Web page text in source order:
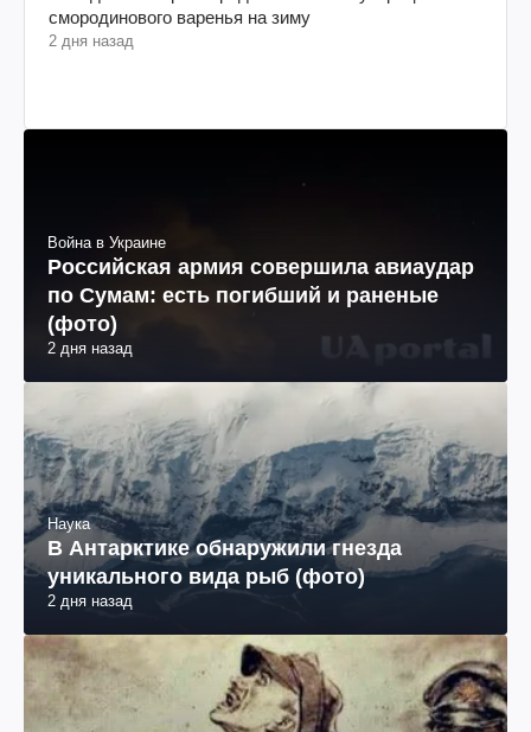
смородинового варенья на зиму
2 дня назад
Война в Украине
Российская армия совершила авиаудар
по Сумам: есть погибший и раненые
(фото)
2 дня назад
Наука
В Антарктике обнаружили гнезда
уникального вида рыб (фото)
2 дня назад